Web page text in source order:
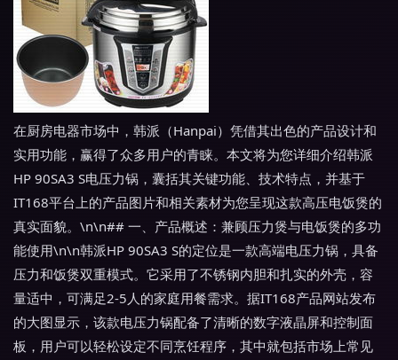
在厨房电器市场中，韩派（Hanpai）凭借其出色的产品设计和
实用功能，赢得了众多用户的青睐。本文将为您详细介绍韩派
HP 90SA3 S电压力锅，囊括其关键功能、技术特点，并基于
IT168平台上的产品图片和相关素材为您呈现这款高压电饭煲的
真实面貌。\n\n## 一、产品概述：兼顾压力煲与电饭煲的多功
能使用\n\n韩派HP 90SA3 S的定位是一款高端电压力锅，具备
压力和饭煲双重模式。它采用了不锈钢内胆和扎实的外壳，容
量适中，可满足2-5人的家庭用餐需求。据IT168产品网站发布
的大图显示，该款电压力锅配备了清晰的数字液晶屏和控制面
板，用户可以轻松设定不同烹饪程序，其中就包括市场上常见